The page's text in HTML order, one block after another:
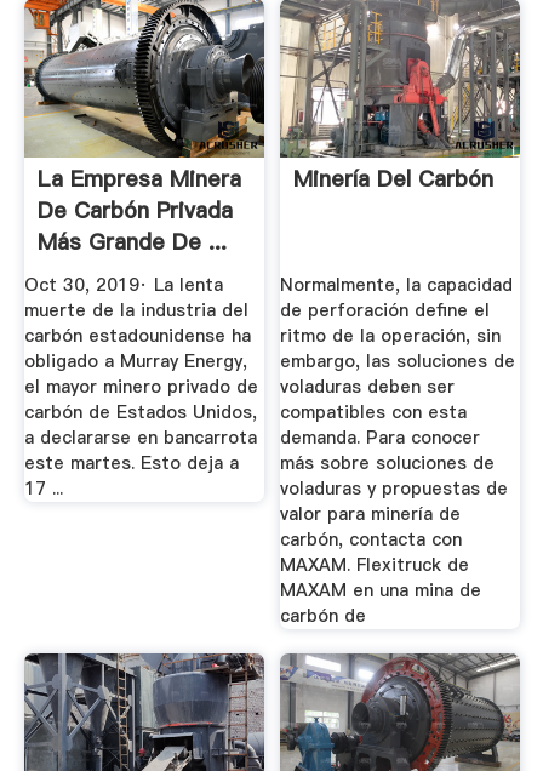
La Empresa Minera
De Carbón Privada
Más Grande De ...
Oct 30, 2019· La lenta
muerte de la industria del
carbón estadounidense ha
obligado a Murray Energy,
el mayor minero privado de
carbón de Estados Unidos,
a declararse en bancarrota
este martes. Esto deja a
17 ...
Minería Del Carbón
Normalmente, la capacidad
de perforación define el
ritmo de la operación, sin
embargo, las soluciones de
voladuras deben ser
compatibles con esta
demanda. Para conocer
más sobre soluciones de
voladuras y propuestas de
valor para minería de
carbón, contacta con
MAXAM. Flexitruck de
MAXAM en una mina de
carbón de